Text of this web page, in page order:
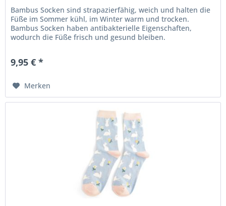
Bambus Socken sind strapazierfähig, weich und halten die
Füße im Sommer kühl, im Winter warm und trocken.
Bambus Socken haben antibakterielle Eigenschaften,
wodurch die Füße frisch und gesund bleiben.
9,95 € *
Merken